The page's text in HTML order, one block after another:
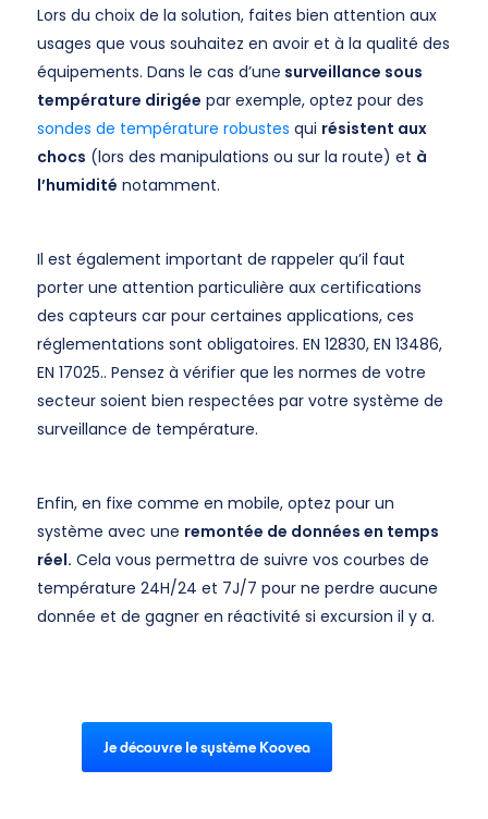
Lors du choix de la solution, faites bien attention aux
usages que vous souhaitez en avoir et à la qualité des
équipements. Dans le cas d’une surveillance sous
température dirigée par exemple, optez pour des
sondes de température robustes qui résistent aux
chocs (lors des manipulations ou sur la route) et à
l’humidité notamment.
Il est également important de rappeler qu’il faut
porter une attention particulière aux certifications
des capteurs car pour certaines applications, ces
réglementations sont obligatoires. EN 12830, EN 13486,
EN 17025.. Pensez à vérifier que les normes de votre
secteur soient bien respectées par votre système de
surveillance de température.
Enfin, en fixe comme en mobile, optez pour un
système avec une remontée de données en temps
réel. Cela vous permettra de suivre vos courbes de
température 24H/24 et 7J/7 pour ne perdre aucune
donnée et de gagner en réactivité si excursion il y a.
Je découvre le système Koovea